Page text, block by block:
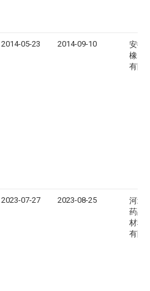
2014-05-23 2014-09-10
安徽
橡塑
有限
2023-07-27 2023-08-25
河北
药品
材料
有限